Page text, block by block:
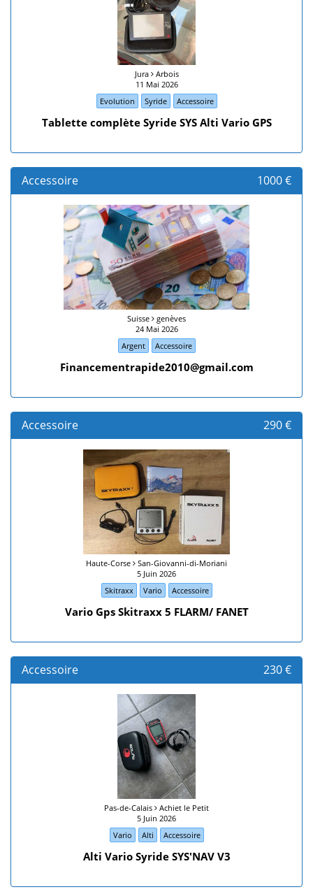
Jura Arbois
11 Mai 2026
Evolution
Syride Accessoire
Tablette complète Syride SYS Alti Vario GPS
Accessoire 1000 €
Suisse
genèves
24 Mai 2026
Argent
Accessoire
Financementrapide2010@gmail.com
Accessoire 290 €
Haute-Corse
San-Giovanni-di-Moriani
5 Juin 2026
Skitraxx
Vario Accessoire
Vario Gps Skitraxx 5 FLARM/ FANET
Accessoire 230 €
Pas-de-Calais
Achiet le Petit
5 Juin 2026
Vario
Alti Accessoire
Alti Vario Syride SYS'NAV V3